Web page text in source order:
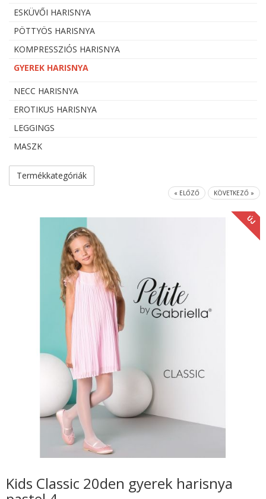
ESKÜVŐI HARISNYA
PÖTTYÖS HARISNYA
KOMPRESSZIÓS HARISNYA
GYEREK HARISNYA
NECC HARISNYA
EROTIKUS HARISNYA
LEGGINGS
MASZK
Termékkategóriák
« ELŐZŐ KÖVETKEZŐ »
ÚJ
Kids Classic 20den gyerek harisnya